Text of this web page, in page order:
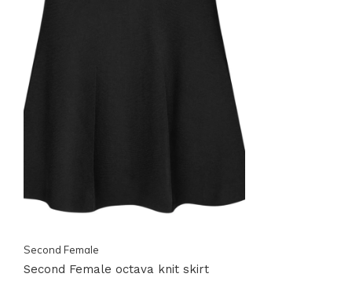
Second Female
Second Female octava knit skirt